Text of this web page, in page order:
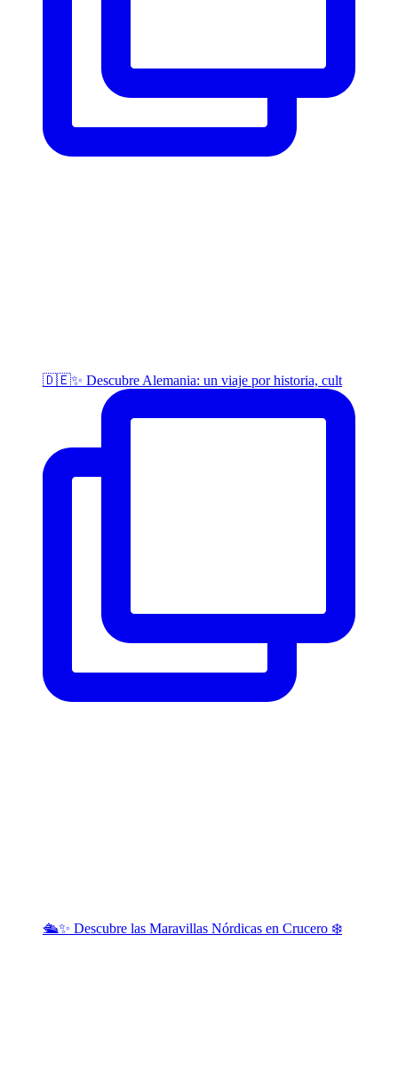
🇩🇪✨ Descubre Alemania: un viaje por historia, cult
🛳️✨ Descubre las Maravillas Nórdicas en Crucero ❄️